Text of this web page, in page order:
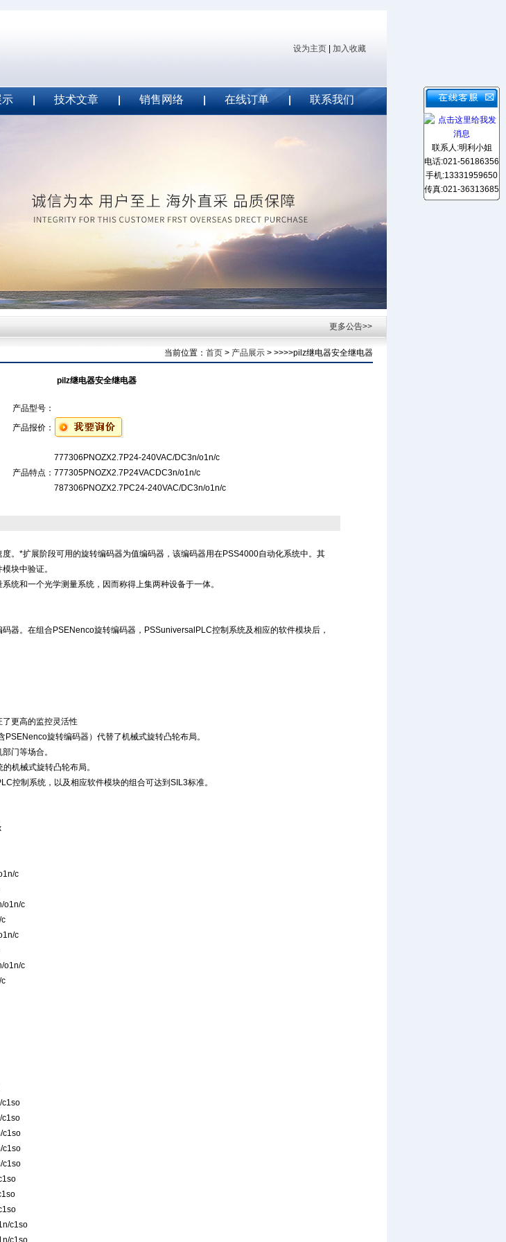
设为主页 加入收藏
示 技术文章 销售网络 在线订单 联系我们
更多公告>>
当前位置： 首页 > 产品展示 > >>>>pilz继电器安全继电器
pilz继电器安全继电器
产品型号：
产品报价：
产品特点：
777306PNOZX2.7P24-240VAC/DC3n/o1n/c
777305PNOZX2.7P24VACDC3n/o1n/c
787306PNOZX2.7PC24-240VAC/DC3n/o1n/c
。*扩展阶段可用的旋转编码器为值编码器，该编码器用在PSS4000自动化系统中。其
块中验证。
统和一个光学测量系统，因而称得上集两种设备于一体。
器。在组合PSENenco旋转编码器，PSSuniversalPLC控制系统及相应的软件模块后，
更高的监控灵活性
旋转编码器）代替了机械式旋转凸轮布局。
门等场合。
机械式旋转凸轮布局。
控制系统，以及相应软件模块的组合可达到SIL3标准。
c
o1n/c
c
o1n/c
c1so
c1so
c1so
c1so
c1so
c1so
c1so
联系人:明利小姐
电话:021-56186356
手机:13331959650
传真:021-36313685